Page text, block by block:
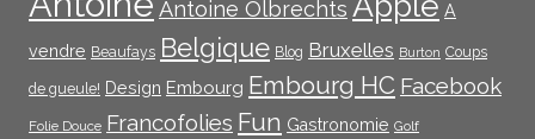
Antoine Olbrechts A
vendre Beaufays Belgique Blog Bruxelles Burton Coups
de gueule! Design Embourg Embourg HC Facebook
Folie Douce Francofolies Fun Gastronomie Golf